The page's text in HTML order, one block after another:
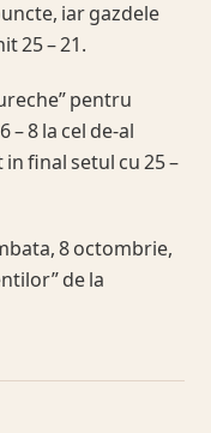
iar gazdele
25 – 21.
pentru
– 8 la cel de-al
final setul cu 25 –
8 octombrie,
de la